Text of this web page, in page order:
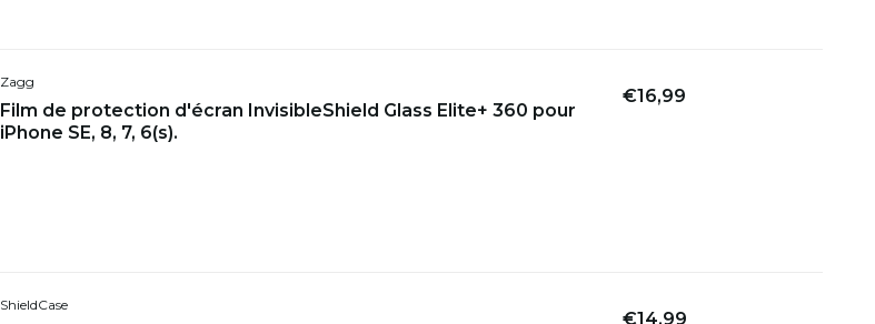
Zagg
Film de protection d'écran InvisibleShield Glass Elite+ 360 pour
iPhone SE, 8, 7, 6(s).
€16,99
ShieldCase
€14,99